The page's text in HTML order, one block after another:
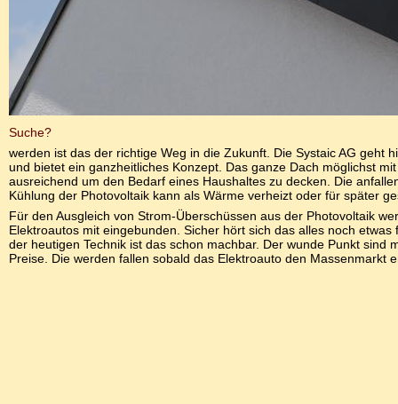
Suche?
werden ist das der richtige Weg in die Zukunft. Die Systaic AG geht
und bietet ein ganzheitliches Konzept. Das ganze Dach möglichst
ausreichend um den Bedarf eines Haushaltes zu decken. Die
Kühlung der Photovoltaik kann als Wärme verheizt oder für später
Für den Ausgleich von Strom-Überschüssen aus der Photovoltaik
Elektroautos mit eingebunden. Sicher hört sich das alles noch etwas
der heutigen Technik ist das schon machbar. Der wunde Punkt sind
Preise. Die werden fallen sobald das Elektroauto den Massenmarkt